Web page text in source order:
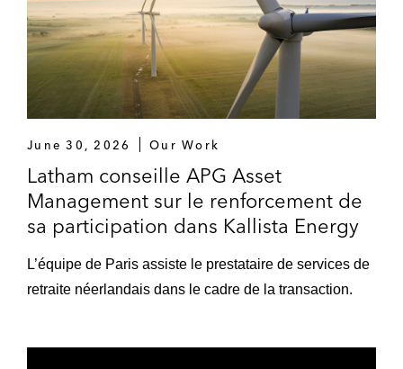
June 30, 2026 Our Work
Latham conseille APG Asset
Management sur le renforcement de
sa participation dans Kallista Energy
L’équipe de Paris assiste le prestataire de services de
retraite néerlandais dans le cadre de la transaction.